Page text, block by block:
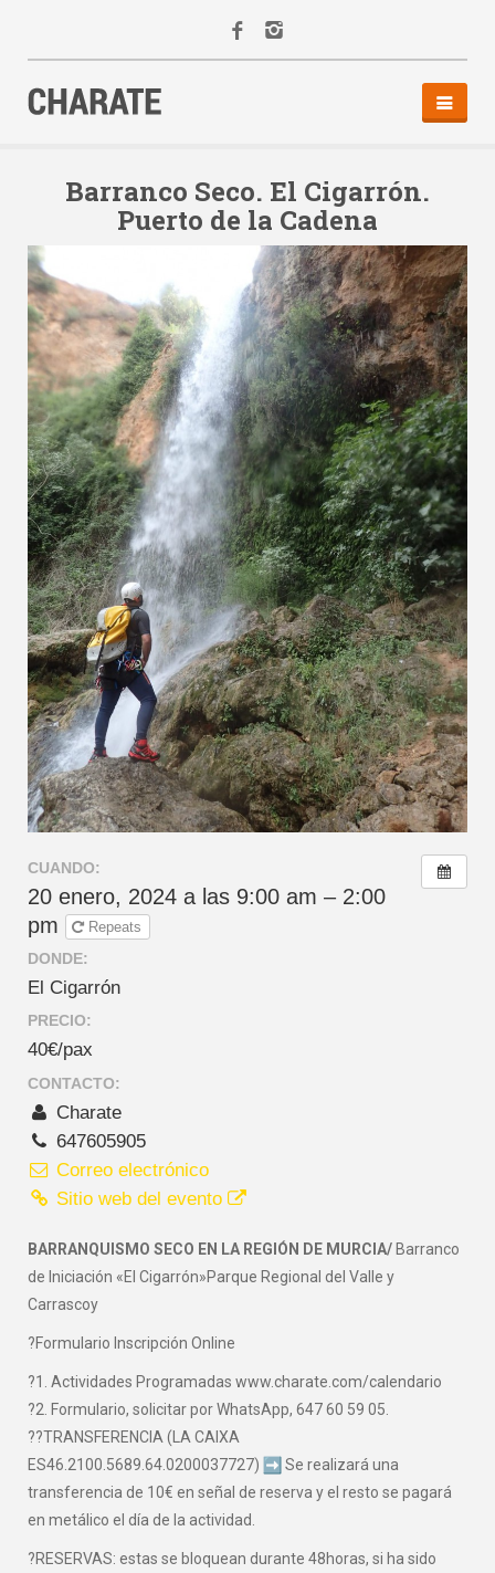
AGENDA
ACTIVIDADES
ALQUILER
EQUIPO
CONTACTO
Barranco Seco. El Cigarrón.
Puerto de la Cadena
CUANDO:
20 enero, 2024 a las 9:00 am – 2:00
pm
Repeats
DONDE:
El Cigarrón
PRECIO:
40€/pax
CONTACTO:
Charate
647605905
Correo electrónico
Sitio web del evento
BARRANQUISMO SECO EN LA REGIÓN DE MURCIA/Barranco
de Iniciación «El Cigarrón»Parque Regional del Valle y
Carrascoy
?Formulario Inscripción Online
?1. Actividades Programadas www.charate.com/calendario
?2. Formulario, solicitar por WhatsApp, 647 60 59 05.
??TRANSFERENCIA (LA CAIXA
ES46.2100.5689.64.0200037727)
Se realizará una
transferencia de 10€ en señal de reserva y el resto se pagará
en metálico el día de la actividad.
?RESERVAS: estas se bloquean durante 48horas, si ha sido